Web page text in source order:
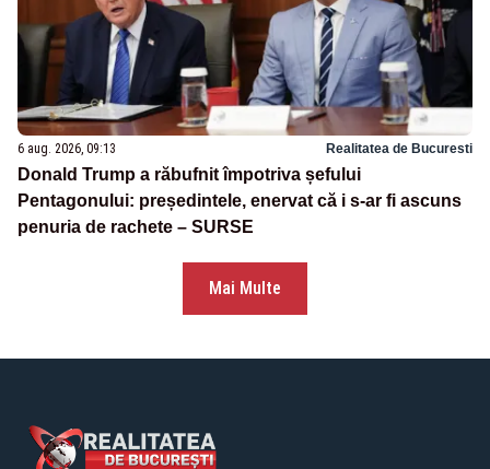
6 aug. 2026, 09:13 Realitatea de Bucuresti
Donald Trump a răbufnit împotriva șefului
Pentagonului: președintele, enervat că i s-ar fi ascuns
penuria de rachete – SURSE
Mai Multe